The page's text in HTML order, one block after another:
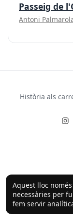
Aquest lloc
necessàries per
fem servir
Passeig de
Antoni
Història als